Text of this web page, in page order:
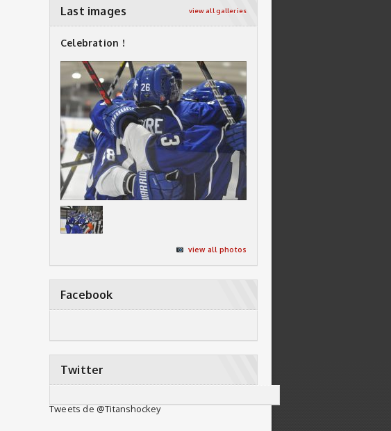
Last images view all galleries
Celebration !
view all photos
Facebook
Twitter
Tweets de @Titanshockey